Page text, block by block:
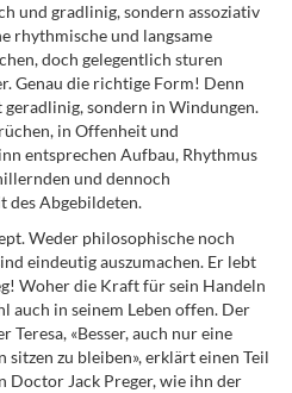
und gradlinig, sondern assoziativ
rhythmische und langsame
doch gelegentlich sturen
Genau die richtige Form! Denn
geradlinig, sondern in Windungen.
in Offenheit und
entsprechen Aufbau, Rhythmus
und dennoch
des Abgebildeten.
Weder philosophische noch
eindeutig auszumachen. Er lebt
Woher die Kraft für sein Handeln
auch in seinem Leben offen. Der
«Besser, auch nur eine
sitzen zu bleiben», erklärt einen Teil
Doctor Jack Preger, wie ihn der